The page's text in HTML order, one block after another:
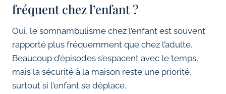
fréquent chez l’enfant ?
Oui, le somnambulisme chez l’enfant est souvent
rapporté plus fréquemment que chez l’adulte.
Beaucoup d’épisodes s’espacent avec le temps,
mais la sécurité à la maison reste une priorité,
surtout si l’enfant se déplace.